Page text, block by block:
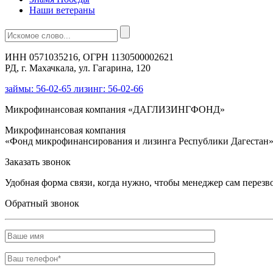
Наши ветераны
ИНН 0571035216, ОГРН 1130500002621
РД, г. Махачкала, ул. Гагарина, 120
займы: 56-02-65 лизинг: 56-02-66
Микрофинансовая компания «ДАГЛИЗИНГФОНД»
Микрофинансовая компания
«Фонд микрофинансирования и лизинга Республики Дагестан»
Заказать звонок
Удобная форма связи, когда нужно, чтобы менеджер сам
Обратный звонок